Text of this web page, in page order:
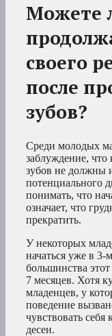
Можете
своего
после
зубов?
Среди молодых
заблуждение,
зубов не должны
потенциального
понимать, что
означает, что
прекратить.
У некоторых
начаться уже в 3-
большинства этот
7 месяцев. Хотя
младенцев, у
поведение
чувствовать
десен.